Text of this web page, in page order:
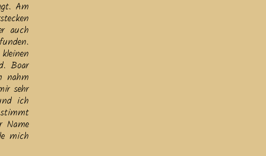
Am
auch
Boar
nahm
sehr
ich
Name
mich